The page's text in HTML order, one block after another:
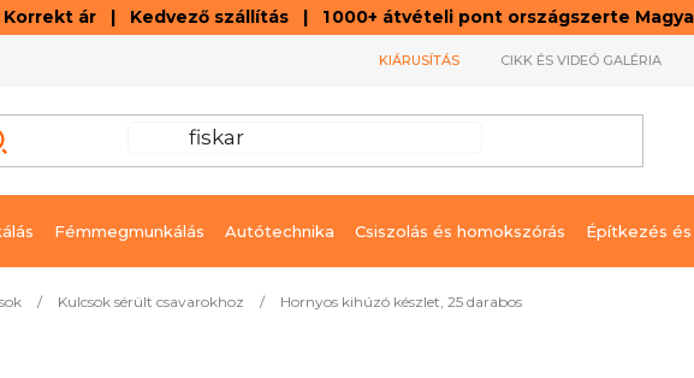
ár | Kedvező szállítás | 1 000+ átvételi pont országszerte
KIÁRUSÍTÁS CIKK ÉS VIDEÓ GALÉRIA
Fémmegmunkálás Autótechnika Csiszolás és homokszórás Építkezés
/ Kulcsok sérült csavarokhoz / Hornyos kihúzó készlet, 25 darabos